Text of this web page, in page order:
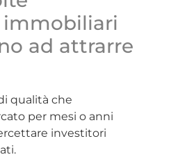
immobiliari
ad attrarre
qualità che
per mesi o anni
investitori